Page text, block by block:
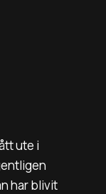
ute i
har blivit